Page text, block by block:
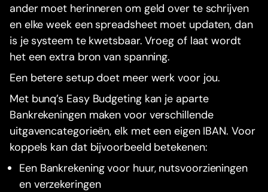
ander moet herinneren om geld over te schrijven
en elke week een spreadsheet moet updaten, dan
is je systeem te kwetsbaar. Vroeg of laat wordt
het een extra bron van spanning.
Een betere setup doet meer werk voor jou.
Met bunq’s Easy Budgeting kan je aparte
Bankrekeningen maken voor verschillende
uitgavencategorieën, elk met een eigen IBAN. Voor
koppels kan dat bijvoorbeeld betekenen:
Een Bankrekening voor huur, nutsvoorzieningen
en verzekeringen